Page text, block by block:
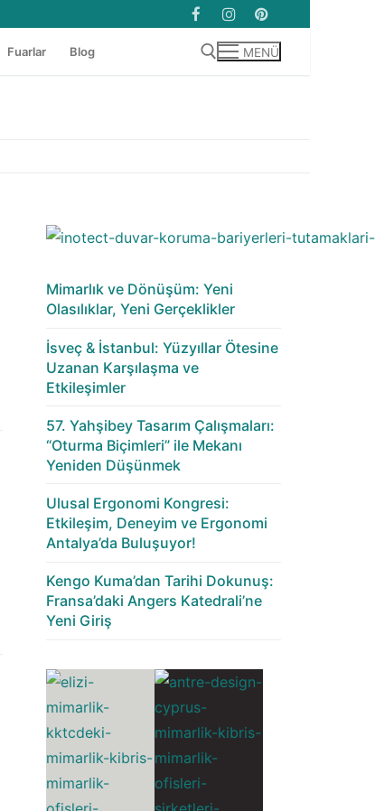
Fuarlar Blog MENÜ
Mimarlık ve Dönüşüm: Yeni
Olasılıklar, Yeni Gerçeklikler
İsveç & İstanbul: Yüzyıllar Ötesine
Uzanan Karşılaşma ve
Etkileşimler
57. Yahşibey Tasarım Çalışmaları:
“Oturma Biçimleri” ile Mekanı
Yeniden Düşünmek
Ulusal Ergonomi Kongresi:
Etkileşim, Deneyim ve Ergonomi
Antalya’da Buluşuyor!
Kengo Kuma’dan Tarihi Dokunuş:
Fransa’daki Angers Katedrali’ne
Yeni Giriş